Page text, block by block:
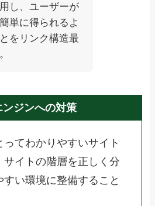
し、ユーザーが
単に得られるよ
をリンク構造最
ンジンへの対策
てわかりやすいサイト
イトの階層を正しく分
い環境に整備すること